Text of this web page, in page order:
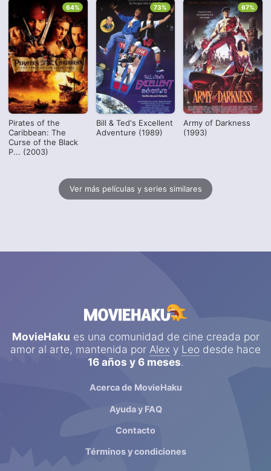
Pirates of the
Caribbean: The
Curse of the Black
P... (2003)
64%
Bill & Ted's Excellent
Adventure (1989)
73%
Army of Darkness
(1993)
67%
Ver más películas y series similares
MovieHaku es una comunidad de cine creada por
amor al arte, mantenida por Alex y Leo desde hace
16 años y 6 meses.
Acerca de MovieHaku
Ayuda y FAQ
Contacto
Términos y condiciones